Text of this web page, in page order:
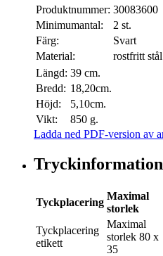
Produktnummer: 30083600
Minimumantal:
2 st.
Färg:
Svart
Material:
rostfritt stål
Längd: 39 cm.
Bredd: 18,20cm.
Höjd:
5,10cm.
Vikt:
850 g.
Ladda ned PDF-version av
Tryckinformation
Tyckplacering
Maximal
storlek
Tyckplacering
etikett
Maximal
storlek 80 x
35